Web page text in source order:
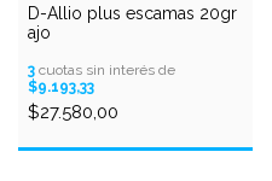
D-Allio plus escamas 20gr
ajo
3 cuotas sin interés de
$9.193,33
$27.580,00